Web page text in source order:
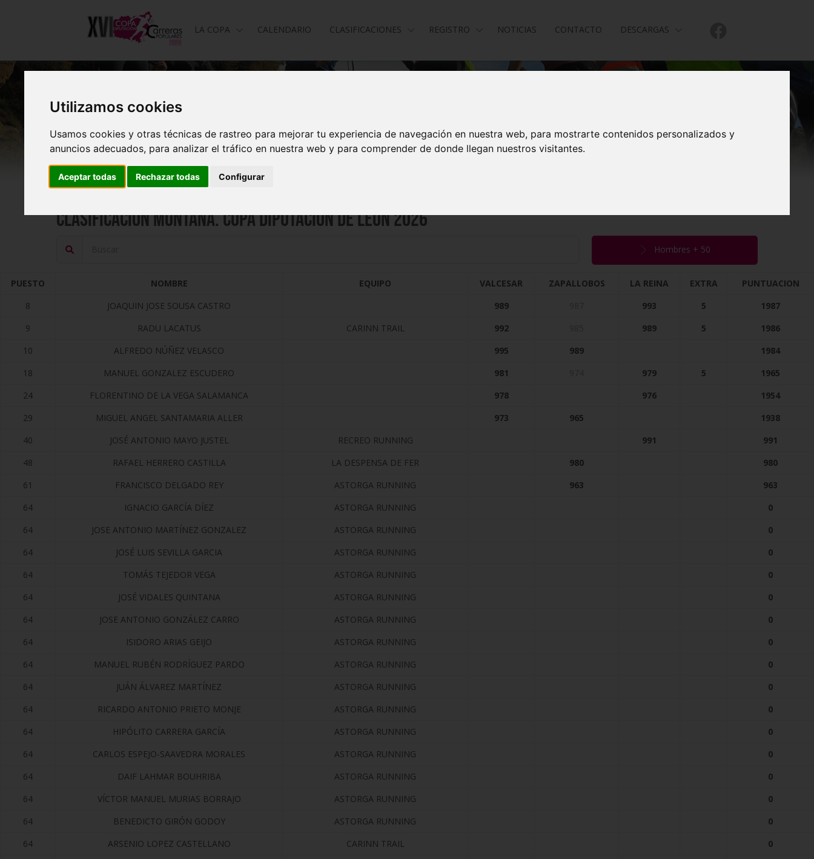
Utilizamos cookies
Usamos cookies y otras técnicas de rastreo para mejorar tu experiencia de navegación en nuestra web, para mostrarte contenidos personalizados y
anuncios adecuados, para analizar el tráfico en nuestra web y para comprender de donde llegan nuestros visitantes.
Aceptar todas Rechazar todas Configurar
LA COPA CALENDARIO CLASIFICACIONES REGISTRO NOTICIAS CONTACTO DESCARGAS
Clasificación Montaña. Copa Diputación de León 2026
Hombres + 50
PUESTO NOMBRE EQUIPO VALCESAR ZAPALLOBOS LA REINA EXTRA
PUNTUACION
8
JOAQUIN JOSE SOUSA CASTRO 989 993 5
1987
9
RADU LACATUS CARINN TRAIL 992 989 5
1986
10
ALFREDO NÚÑEZ VELASCO 995 989
1984
18
MANUEL GONZALEZ ESCUDERO 981 979 5
1965
24
FLORENTINO DE LA VEGA SALAMANCA 978 976
1954
29
MIGUEL ANGEL SANTAMARIA ALLER 973 965
1938
40
JOSÉ ANTONIO MAYO JUSTEL RECREO RUNNING 991
991
48
RAFAEL HERRERO CASTILLA LA DESPENSA DE FER 980
980
61
FRANCISCO DELGADO REY ASTORGA RUNNING 963
963
64
IGNACIO GARCÍA DÍEZ ASTORGA RUNNING
0
64
JOSE ANTONIO MARTÍNEZ GONZALEZ ASTORGA RUNNING
0
64
JOSÉ LUIS SEVILLA GARCIA ASTORGA RUNNING
0
64
TOMÁS TEJEDOR VEGA ASTORGA RUNNING
0
64
JOSÉ VIDALES QUINTANA ASTORGA RUNNING
0
64
JOSE ANTONIO GONZÁLEZ CARRO ASTORGA RUNNING
0
64
ISIDORO ARIAS GEIJO ASTORGA RUNNING
0
64
MANUEL RUBÉN RODRÍGUEZ PARDO ASTORGA RUNNING
0
64
JUÁN ÁLVAREZ MARTÍNEZ ASTORGA RUNNING
0
64
RICARDO ANTONIO PRIETO MONJE ASTORGA RUNNING
0
64
HIPÓLITO CARRERA GARCÍA ASTORGA RUNNING
0
64
CARLOS ESPEJO-SAAVEDRA MORALES ASTORGA RUNNING
0
64
DAIF LAHMAR BOUHRIBA ASTORGA RUNNING
0
64
VÍCTOR MANUEL MURIAS BORRAJO ASTORGA RUNNING
0
64
BENEDICTO GIRÓN GODOY ASTORGA RUNNING
0
64
ARSENIO LOPEZ CASTELLANO CARINN TRAIL
0